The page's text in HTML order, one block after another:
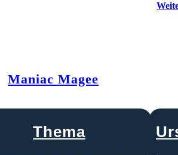
Maniac Magee
Thema